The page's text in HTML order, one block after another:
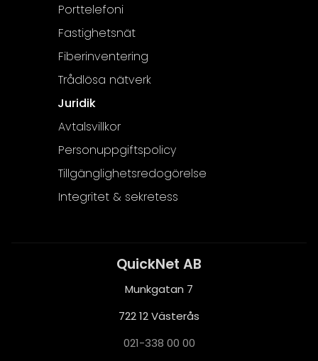
Porttelefoni
Fastighetsnät
Fiberinventering
Trådlösa nätverk
Juridik
Avtalsvillkor
Personuppgiftspolicy
Tillgänglighetsredogörelse
Integritet & sekretess
QuickNet AB
Munkgatan 7
722 12 Västerås
021-338 00 00